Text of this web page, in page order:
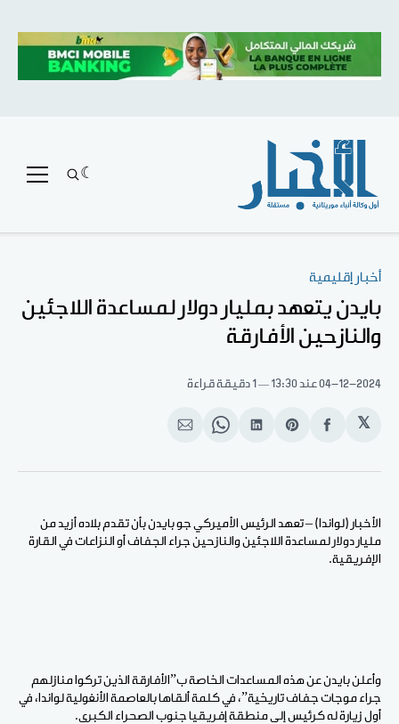
أخبار إقليمية
بايدن يتعهد بمليار دولار لمساعدة اللاجئين
والنازحين الأفارقة
04-12-2024عند 13:30 1 دقيقة قراءة
𝕏
انشر
الفيسبوك
Share
Pinterest
انشر
لينكد
Share
WhatsApp
انشر
الإيميل
الأخبار (لواندا) – تعهد الرئيس الأميركي جو بايدن بأن تقدم بلاده أزيد من
مليار دولار لمساعدة اللاجئين والنازحين جراء الجفاف أو النزاعات في القارة
الإفريقية.
وأعلن بايدن عن هذه المساعدات الخاصة ب”الأفارقة الذين تركوا منازلهم
جراء موجات جفاف تاريخية”، في كلمة ألقاها بالعاصمة الأنغولية لواندا، في
أول زيارة له كرئيس إلى منطقة إفريقيا جنوب الصحراء الكبرى.